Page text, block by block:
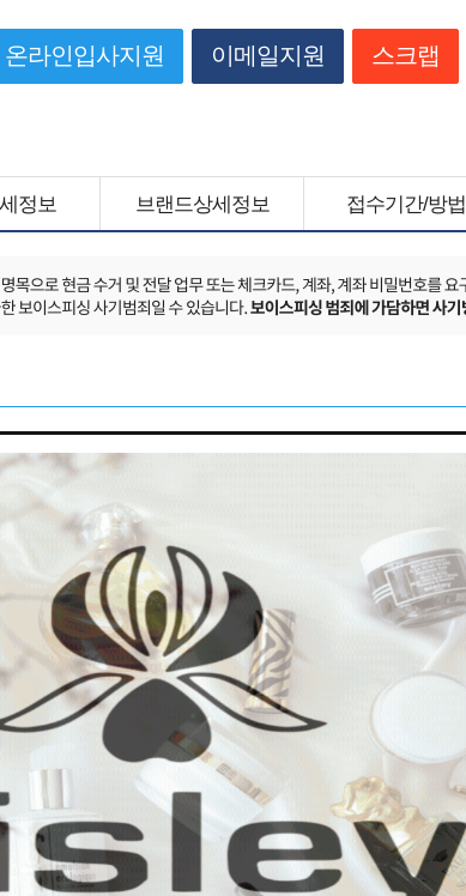
온라인입사지원 이메일지원 스크랩
정보 브랜드상세정보 접수기간/방법